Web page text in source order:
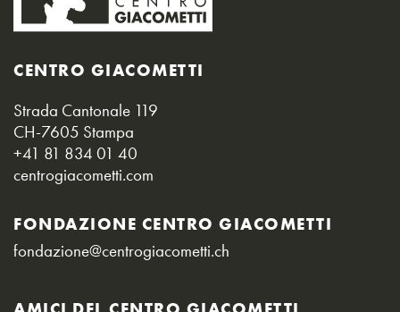
CENTRO GIACOMETTI
Strada Cantonale 119
CH-7605 Stampa
+41 81 834 01 40
centrogiacometti.com
FONDAZIONE CENTRO GIACOMETTI
fondazione@centrogiacometti.ch